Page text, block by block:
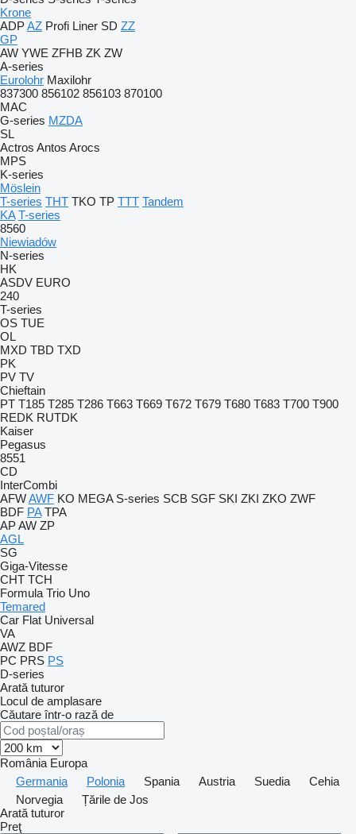
Krone
ADPAZ Profi Liner SD ZZ
GP
AW YWE ZFHB ZK ZW
A-series
Eurolohr Maxilohr
837300 856102 856103 870100
MAC
G-series MZDA
SL
Actros Antos Arocs
MPS
K-series
Möslein
T-series THT TKO TP TTT Tandem
KA T-series
8560
Niewiadów
N-series
HK
ASDV EURO
240
T-series
OS TUE
OL
MXD TBD TXD
PK
PV TV
Chieftain
PT T185 T285 T286 T663 T669 T672 T679 T680 T683 T700 T900
REDK RUTDK
Kaiser
Pegasus
8551
CD
InterCombi
AFWAWF KO MEGA S-series SCB SGF SKI ZKI ZKO ZWF
BDF PA TPA
APAW ZP
AGL
SG
Giga-Vitesse
CHT TCH
Formula Trio Uno
Temared
Car Flat Universal
VA
AWZ BDF
PC PRS PS
D-series
Arată tuturor
Locul de amplasare
Căutare într-o rază de
România Europa
Germania
Polonia Spania Austria Suedia
Cehia
Norvegia
Țările de Jos
Arată tuturor
Preţ